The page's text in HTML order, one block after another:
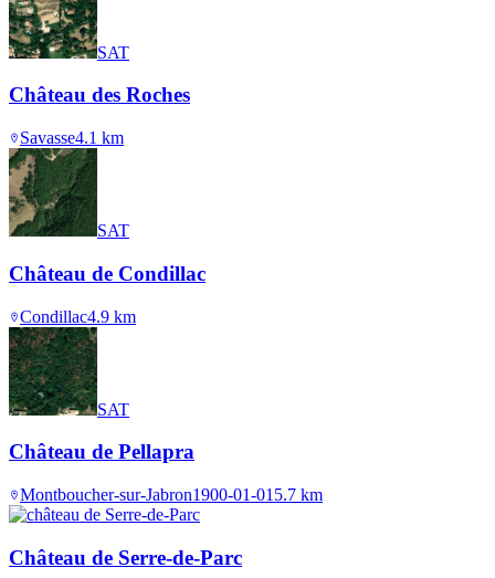
SAT
Château des Roches
Savasse4.1 km
SAT
Château de Condillac
Condillac4.9 km
SAT
Château de Pellapra
Montboucher-sur-Jabron1900-01-01 5.7 km
Château de Serre-de-Parc